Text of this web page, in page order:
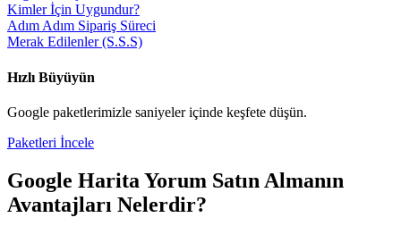
Kimler İçin Uygundur?
Adım Adım Sipariş Süreci
Merak Edilenler (S.S.S)
Hızlı Büyüyün
Google paketlerimizle saniyeler içinde keşfete düşün.
Paketleri İncele
Google Harita Yorum Satın Almanın
Avantajları Nelerdir?